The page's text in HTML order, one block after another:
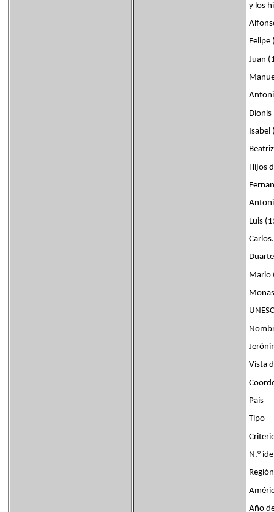
y los
Juan
Isabel
Hijos
Luis
Carlos.
Mario
Vista
País
Tipo
N.°
Año